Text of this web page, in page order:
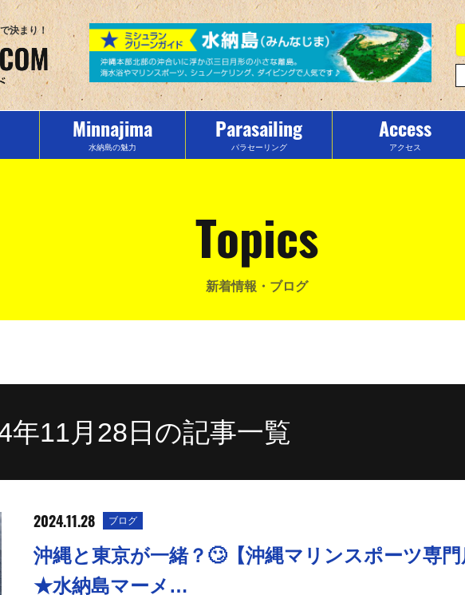
決まり！
Minnajima
水納島の魅力
Parasailing
パラセーリング
Access
アクセス
Topics
新着情報・ブログ
年11月28日の記事一覧
2024.11.28 ブログ
沖縄と東京が一緒？🙄【沖縄マリンスポーツ専門
★水納島マーメ…